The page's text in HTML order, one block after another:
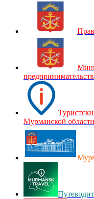
Мурманской области